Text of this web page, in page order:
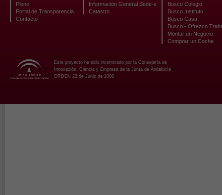
Pleno
Portal de Transparencia
Contacto
Información General Sede-e
Catastro
Busco Colegio
Busco Instituto
Busco Casa
Busco - Ofrezco
Montar un Negocio
Comprar un Coche
Este proyecto ha sido incentivado por la Consejaría de
Innovación, Ciencia y Empresa de la Junta de Andalucía
ORDEN 23 de Junio de 2008